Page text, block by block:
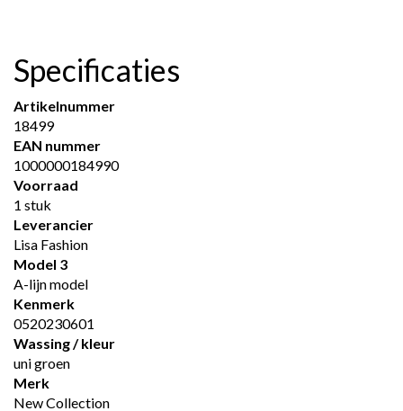
Specificaties
Artikelnummer
18499
EAN nummer
1000000184990
Voorraad
1 stuk
Leverancier
Lisa Fashion
Model 3
A-lijn model
Kenmerk
0520230601
Wassing / kleur
uni groen
Merk
New Collection